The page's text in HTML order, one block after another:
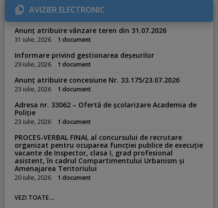
r
i
e
s
AVIZIER ELECTRONIC
Anunț atribuire vânzare teren din 31.07.2026
31 iulie, 2026 1 document
Informare privind gestionarea deșeurilor
29 iulie, 2026 1 document
Anunț atribuire concesiune Nr. 33.175/23.07.2026
23 iulie, 2026 1 document
Adresa nr. 33062 – Ofertă de școlarizare Academia de
Poliție
23 iulie, 2026 1 document
PROCES-VERBAL FINAL al concursului de recrutare
organizat pentru ocuparea funcției publice de execuție
vacante de Inspector, clasa I, grad profesional
asistent, în cadrul Compartimentului Urbanism și
Amenajarea Teritoriului
20 iulie, 2026 1 document
VEZI TOATE ...